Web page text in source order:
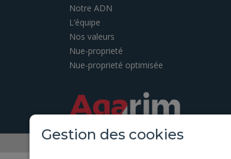
Notre ADN
L’équipe
Nos valeurs
Nue-proprieté
Nue-proprieté optimisée
Gestion des cookies